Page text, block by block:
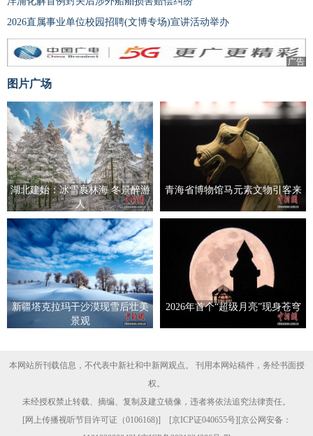
2026直属事业单位校园招聘(文博专场)宣讲活动举办
广告
图片广场
湖北建始：冰雪裹林海 冬景醉游
人
青海省博物馆马元素文物引客来
新疆塔克拉玛干沙漠现雪后壮美
景观
2026年首个“超级月亮”现身苍穹
本网站所刊载信息，不代表中新社和中新网观点。 刊用本网站稿件，务经书面授
权。
未经授权禁止转载、摘编、复制及建立镜像，违者将依法追究法律责任。
[网上传播视听节目许可证（0106168)] [京ICP证040655号][京公网安备：